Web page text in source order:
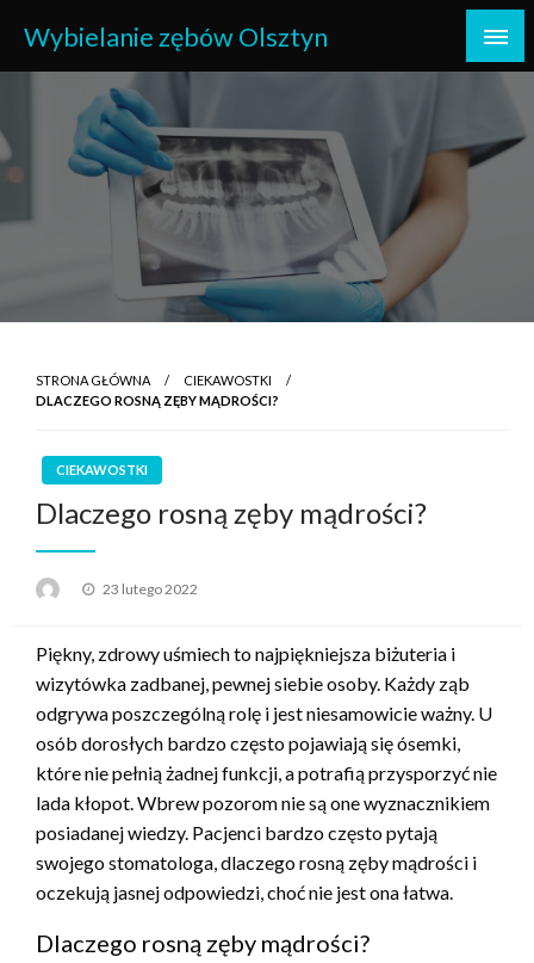
treści
Wybielanie zębów Olsztyn
STRONA GŁÓWNA
CIEKAWOSTKI
DLACZEGO ROSNĄ ZĘBY MĄDROŚCI?
CIEKAWOSTKI
Dlaczego rosną zęby mądrości?
Opublikowane
23 lutego 2022
Piękny, zdrowy uśmiech to najpiękniejsza biżuteria i
wizytówka zadbanej, pewnej siebie osoby. Każdy ząb
odgrywa poszczególną rolę i jest niesamowicie ważny. U
osób dorosłych bardzo często pojawiają się ósemki,
które nie pełnią żadnej funkcji, a potrafią przysporzyć nie
lada kłopot. Wbrew pozorom nie są one wyznacznikiem
posiadanej wiedzy. Pacjenci bardzo często pytają
swojego stomatologa, dlaczego rosną zęby mądrości i
oczekują jasnej odpowiedzi, choć nie jest ona łatwa.
Dlaczego rosną zęby mądrości?